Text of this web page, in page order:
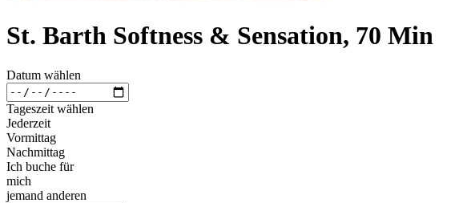
St. Barth Softness & Sensation, 70 Min
Datum wählen
Tageszeit wählen
Jederzeit
Vormittag
Nachmittag
Ich buche für
mich
jemand anderen